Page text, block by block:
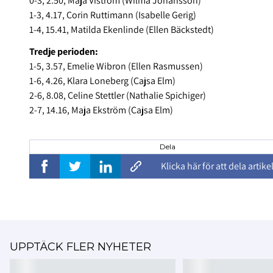
1-3, 4.17, Corin Ruttimann (Isabelle Gerig)
1-4, 15.41, Matilda Ekenlinde (Ellen Bäckstedt)
Tredje perioden:
1-5, 3.57, Emelie Wibron (Ellen Rasmussen)
1-6, 4.26, Klara Loneberg (Cajsa Elm)
2-6, 8.08, Celine Stettler (Nathalie Spichiger)
2-7, 14.16, Maja Ekström (Cajsa Elm)
Dela
Klicka här för att dela
UPPTÄCK FLER NYHETER